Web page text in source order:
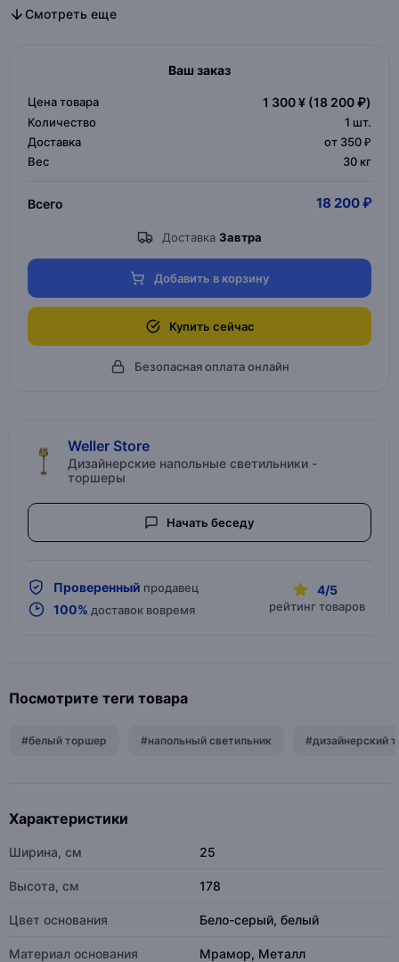
Все торшеры дизайнерские в категории
Все торшеры в категории
Смотреть еще
Ваш заказ
Цена товара 1 300 ¥ (18 200 ₽)
Количество 1 шт.
Доставка
от 350 ₽
Вес
30 кг
Всего 18 200 ₽
Доставка Завтра
Добавить в корзину
Купить сейчас
Безопасная оплата онлайн
Weller Store
Дизайнерские напольные светильники -
торшеры
Начать беседу
Проверенный продавец
100% доставок вовремя
4/5
рейтинг товаров
Посмотрите теги товара
#белый торшер #напольный светильник #дизайнерский
Характеристики
Ширина, см 25
Высота, см 178
Цвет основания Бело-серый, белый
Материал основания Мрамор, Металл